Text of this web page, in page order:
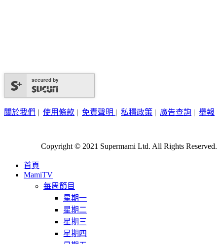
secured by
關於我們 | 使用條款 | 免責聲明 | 私穩政策 | 廣告查詢 | 舉報
Copyright © 2021 Supermami Ltd. All Rights Reserved.
首頁
MamiTV
每周節目
星期一
星期二
星期三
星期四